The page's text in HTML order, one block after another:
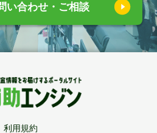
い合わせ・ご相談
利用規約